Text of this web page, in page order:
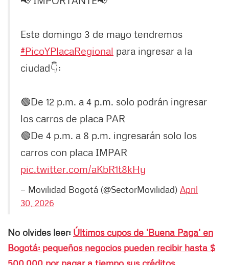
Este domingo 3 de mayo tendremos
#PicoYPlacaRegional para ingresar a la
ciudad👇:
🟢De 12 p.m. a 4 p.m. solo podrán ingresar
los carros de placa PAR
🟢De 4 p.m. a 8 p.m. ingresarán solo los
carros con placa IMPAR
pic.twitter.com/aKbR1t8kHy
— Movilidad Bogotá (@SectorMovilidad) April
30, 2026
No olvides leer: Últimos cupos de 'Buena Paga' en
Bogotá: pequeños negocios pueden recibir hasta $